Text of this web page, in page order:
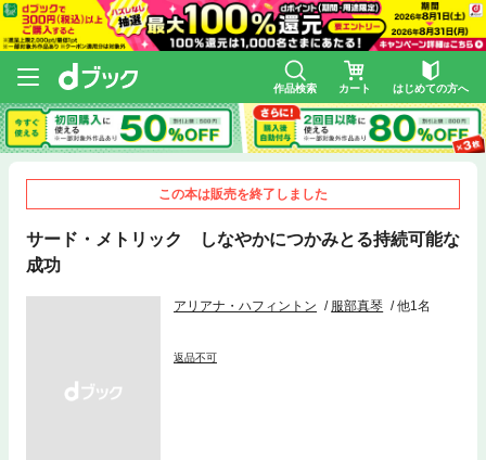
作品検索 カート はじめての方へ
この本は販売を終了しました
サード・メトリック しなやかにつかみとる持続可能な
成功
アリアナ・ハフィントン 服部真琴 他1名
返品不可